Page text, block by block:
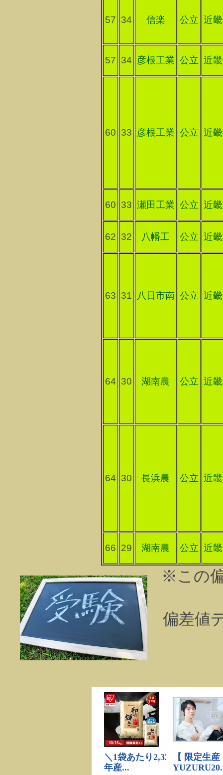
57 34 信楽 公立 近畿
57 34 彦根工業 公立 近畿
60 33 彦根工業 公立 近畿
60 33 瀬田工業 公立 近畿
62 32 八幡工 公立 近畿
63 31 八日市南 公立 近畿
64 30 湖南農 公立 近畿
64 30 長浜農 公立 近畿
66 29 湖南農 公立 近畿
※この
偏差値